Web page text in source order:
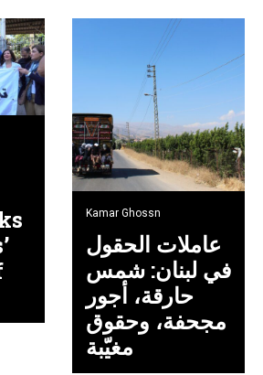
Kamar Ghossn
عاملات الحقول
في لبنان: شمس
حارقة، أجور
مجحفة، وحقوق
مغيّبة